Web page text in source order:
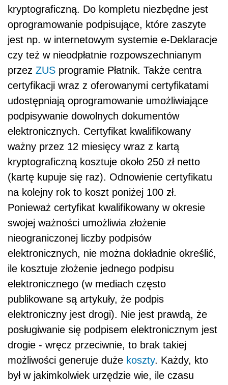
kryptograficzną. Do kompletu niezbędne jest
oprogramowanie podpisujące, które zaszyte
jest np. w internetowym systemie e-Deklaracje
czy też w nieodpłatnie rozpowszechnianym
przez ZUS programie Płatnik. Także centra
certyfikacji wraz z oferowanymi certyfikatami
udostępniają oprogramowanie umożliwiające
podpisywanie dowolnych dokumentów
elektronicznych. Certyfikat kwalifikowany
ważny przez 12 miesięcy wraz z kartą
kryptograficzną kosztuje około 250 zł netto
(kartę kupuje się raz). Odnowienie certyfikatu
na kolejny rok to koszt poniżej 100 zł.
Ponieważ certyfikat kwalifikowany w okresie
swojej ważności umożliwia złożenie
nieograniczonej liczby podpisów
elektronicznych, nie można dokładnie określić,
ile kosztuje złożenie jednego podpisu
elektronicznego (w mediach często
publikowane są artykuły, że podpis
elektroniczny jest drogi). Nie jest prawdą, że
posługiwanie się podpisem elektronicznym jest
drogie - wręcz przeciwnie, to brak takiej
możliwości generuje duże koszty. Każdy, kto
był w jakimkolwiek urzędzie wie, ile czasu